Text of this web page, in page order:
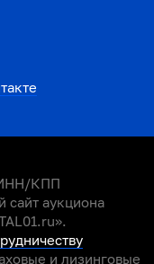
ИНН/КПП
сайт аукциона
и лизинговые